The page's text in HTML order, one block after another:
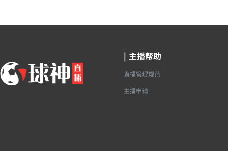
| 主播帮助
直播管理规范
主播申请